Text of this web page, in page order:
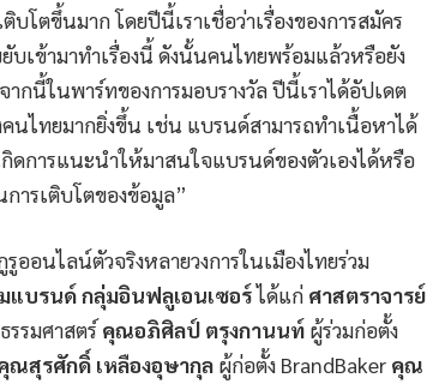
โตขึ้นมาก โดยปีนี้เราเชื่อว่าเรื่องของการสมัคร
บเข้ามาทำเรื่องนี้ ดังนั้นคนไทยพร้อมแล้วหรือยัง
นี้ในพาร์ทของการมอบรางวัล ปีนี้เราได้อัปเดต
นไทยมากยิ่งขึ้น เช่น แบรนด์สามารถทำเนื้อหาได้
การแนะนำให้มาสนใจแบรนด์ของตัวเองได้หรือ
ารเติบโตของข้อมูล”
นไลน์ตัวจริงหลายวงการในเมืองไทยร่วม
แบรนด์ กลุ่มอินฟลูเอนเซอร์ได้แก่ ศาสตราจารย์
รรมศาสตร์คุณอภิศิลป์ ตรุงกานนท์ ผู้ร่วมก่อตั้ง
ณสุรศักดิ์ เหลืองอุษากุล ผู้ก่อตั้ง BrandBaker คุณ